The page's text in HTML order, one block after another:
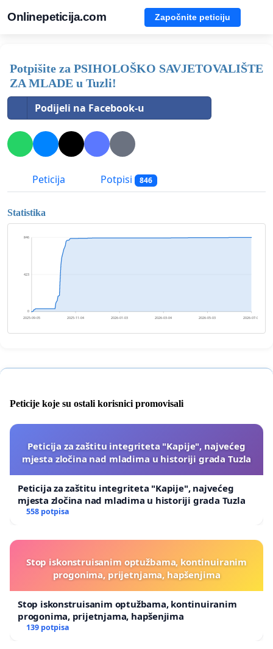
Onlinepeticija.com Započnite peticiju
Potpišite za PSIHOLOŠKO SAVJETOVALIŠTE
ZA MLADE u Tuzli!
Podijeli na Facebook-u
Peticija Potpisi 846
Statistika
0
423
846
2025-09-05 2025-11-04 2026-01-03 2026-03-04 2026-05-03 2026-07-02
Peticije koje su ostali korisnici promovisali
Peticija za zaštitu integriteta "Kapije", najvećeg
mjesta zločina nad mladima u historiji grada Tuzla
Peticija za zaštitu integriteta "Kapije", najvećeg
mjesta zločina nad mladima u historiji grada Tuzla
558 potpisa
Stop iskonstruisanim optužbama, kontinuiranim
progonima, prijetnjama, hapšenjima
Stop iskonstruisanim optužbama, kontinuiranim
progonima, prijetnjama, hapšenjima
139 potpisa